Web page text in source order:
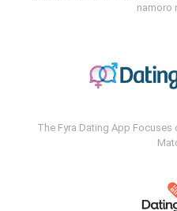
namoro
The Fyra Dating App